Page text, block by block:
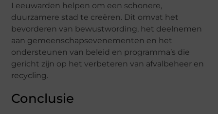
Leeuwarden helpen om een schonere,
duurzamere stad te creëren. Dit omvat het
bevorderen van bewustwording, het deelnemen
aan gemeenschapsevenementen en het
ondersteunen van beleid en programma’s die
gericht zijn op het verbeteren van afvalbeheer en
recycling.
Conclusie